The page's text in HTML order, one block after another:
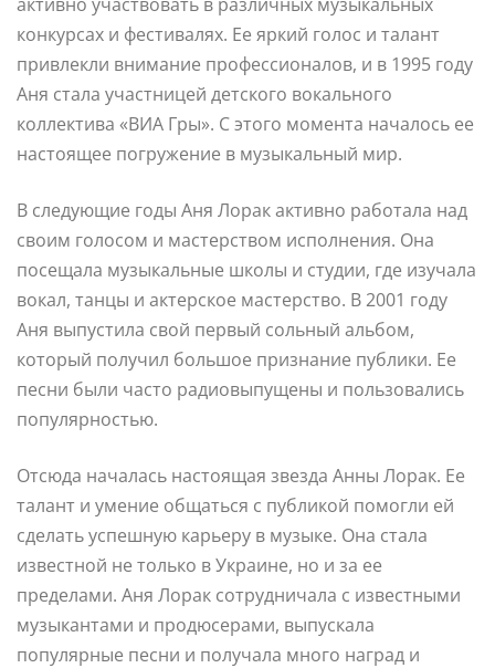
конкурсах и фестивалях. Ее яркий голос и талант
привлекли внимание профессионалов, и в 1995 году
Аня стала участницей детского вокального
коллектива «ВИА Гры». С этого момента началось ее
настоящее погружение в музыкальный мир.
В следующие годы Аня Лорак активно работала над
своим голосом и мастерством исполнения. Она
посещала музыкальные школы и студии, где изучала
вокал, танцы и актерское мастерство. В 2001 году
Аня выпустила свой первый сольный альбом,
который получил большое признание публики. Ее
песни были часто радиовыпущены и пользовались
популярностью.
Отсюда началась настоящая звезда Анны Лорак. Ее
талант и умение общаться с публикой помогли ей
сделать успешную карьеру в музыке. Она стала
известной не только в Украине, но и за ее
пределами. Аня Лорак сотрудничала с известными
музыкантами и продюсерами, выпускала
популярные песни и получала много наград и